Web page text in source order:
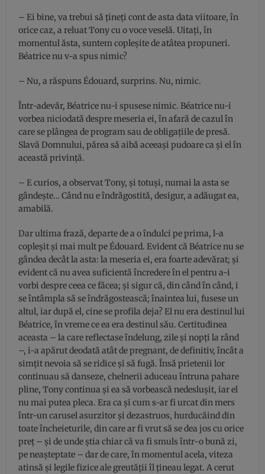
– Ei bine, va trebui să ţineţi cont de asta data viitoare, în
orice caz, a reluat Tony cu o voce veselă. Uitaţi, în
momentul ăsta, suntem copleşite de atâtea propuneri.
Béatrice nu v-a spus nimic?
– Nu, a răspuns Édouard, surprins. Nu, nimic.
Într-adevăr, Béatrice nu-i spusese nimic. Béatrice nu-i
vorbea niciodată despre meseria ei, în afară de cazul în
care se plângea de program sau de obligaţiile de presă.
Slavă Domnului, părea să aibă aceeaşi pudoare ca şi el în
această privinţă.
– E curios, a observat Tony, şi totuşi, numai la asta se
gândeşte… Când nu e îndrăgostită, desigur, a adăugat ea,
amabilă.
Dar ultima frază, departe de a o îndulci pe prima, l-a
copleşit şi mai mult pe Édouard. Evident că Béatrice nu se
gândea decât la asta: la meseria ei, era foarte adevărat; şi
evident că nu avea suficientă încredere în el pentru a-i
vorbi despre ceea ce făcea; şi sigur că, din când în când, i
se întâmpla să se îndrăgostească; înaintea lui, fusese un
altul, iar după el, cine se profila deja? El nu era destinul lui
Béatrice, în vreme ce ea era destinul său. Certitudinea
aceasta – la care reflectase îndelung, zile şi nopţi la rând
–, i-a apărut deodată atât de pregnant, de definitiv, încât a
simţit nevoia să se ridice şi să fugă. Însă prietenii lor
continuau să danseze, chelnerii aduceau întruna pahare
pline, Tony continua şi ea să vorbească nedesluşit, iar el
nu mai putea pleca. Era ca şi cum s-ar fi urcat din mers
într-un carusel asurzitor şi dezastruos, hurducăind din
toate încheieturile, din care ar fi vrut să se dea jos cu orice
preţ – şi de unde ştia chiar că va fi smuls într-o bună zi,
pe neaşteptate – dar de care, în momentul acela, viteza
atinsă şi legile fizice ale greutăţii îl ţineau legat. A cerut